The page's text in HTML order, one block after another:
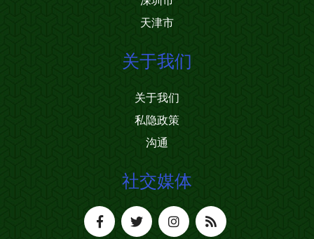
天津市
关于我们
关于我们
私隐政策
沟通
社交媒体